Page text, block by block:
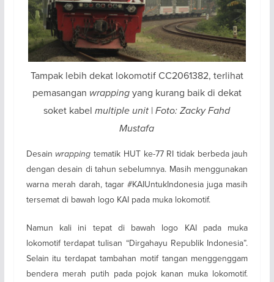
Tampak lebih dekat lokomotif CC2061382, terlihat
pemasangan wrappingyang kurang baik di dekat
soket kabelmultiple unit |Foto: Zacky Fahd
Mustafa
Desain wrapping tematik HUT ke-77 RI tidak berbeda jauh
dengan desain di tahun sebelumnya. Masih menggunakan
warna merah darah, tagar #KAIUntukIndonesia juga masih
tersemat di bawah logo KAI pada muka lokomotif.
Namun kali ini tepat di bawah logo KAI pada muka
lokomotif terdapat tulisan “Dirgahayu Republik Indonesia”.
Selain itu terdapat tambahan motif tangan menggenggam
bendera merah putih pada pojok kanan muka lokomotif.